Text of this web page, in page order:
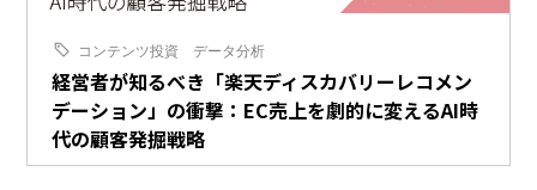
コンテンツ投資 データ分析
経営者が知るべき「楽天ディスカバリーレコメン
デーション」の衝撃：EC売上を劇的に変えるAI時
代の顧客発掘戦略